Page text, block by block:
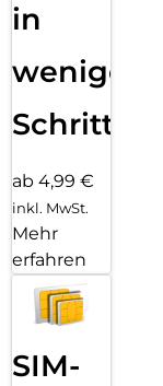
in
wenigen
Schritten
ab 4,99 €
inkl. MwSt.
Mehr
erfahren
SIM-